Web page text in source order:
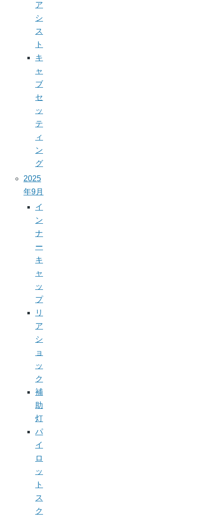
ア
シ
ス
ト
キ
ャ
ブ
セ
ッ
テ
ィ
ン
グ
2025
年9月
イ
ン
ナ
ー
キ
ャ
ッ
プ
リ
ア
シ
ョ
ッ
ク
補
助
灯
パ
イ
ロ
ッ
ト
ス
ク